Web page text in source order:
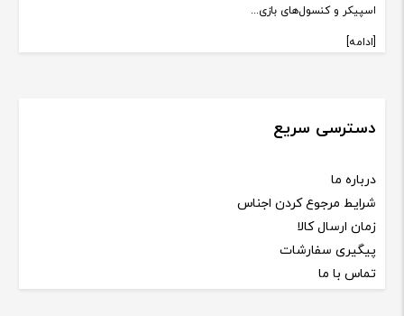
اسپیکر و کنسول‌های بازی...
[ادامه]
دسترسی سریع
درباره ما
شرایط مرجوع کردن اجناس
زمان ارسال کالا
پیگیری سفارشات
تماس با ما